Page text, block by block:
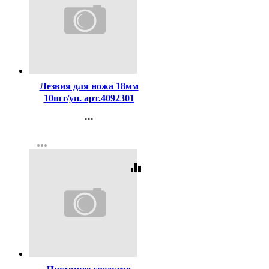
Лезвия для ножа 18мм
10шт/уп. арт.4092301
...
Регистрация
more_horiz
equalizer